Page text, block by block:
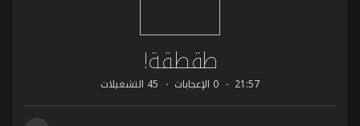
طقطقة!
21:57 0 الإعجابات 45 التشغيلات